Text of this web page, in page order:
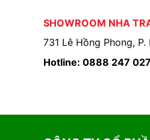
SHOWROOM NHA
731 Lê Hồng Phong,
Hotline: 0888 247 027